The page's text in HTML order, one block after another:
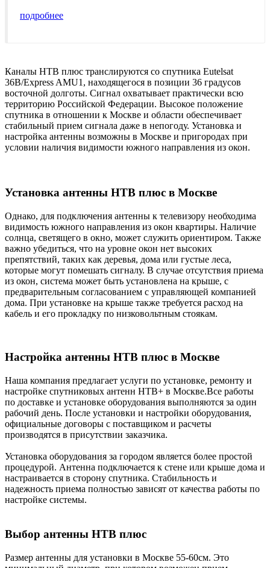
подробнее
Каналы НТВ плюс транслируются со спутника Eutelsat
36B/Express AMU1, находящегося в позиции 36 градусов
восточной долготы. Сигнал охватывает практически всю
территорию Российской Федерации. Высокое положение
спутника в отношении к Москве и области обеспечивает
стабильный прием сигнала даже в непогоду. Установка и
настройка антенны возможны в Москве и пригородах при
условии наличия видимости южного направления из окон.
Установка антенны НТВ плюс в Москве
Однако, для подключения антенны к телевизору необходима
видимость южного направления из окон квартиры. Наличие
солнца, светящего в окно, может служить ориентиром. Также
важно убедиться, что на уровне окон нет высоких
препятствий, таких как деревья, дома или густые леса,
которые могут помешать сигналу. В случае отсутствия приема
из окон, система может быть установлена на крыше, с
предварительным согласованием с управляющей компанией
дома. При установке на крыше также требуется расход на
кабель и его прокладку по низковольтным стоякам.
Настройка антенны НТВ плюс в Москве
Наша компания предлагает услуги по установке, ремонту и
настройке спутниковых антенн НТВ+ в Москве.Все работы
по доставке и установке оборудования выполняются за один
рабочий день. После установки и настройки оборудования,
официальные договоры с поставщиком и расчеты
производятся в присутствии заказчика.
Установка оборудования за городом является более простой
процедурой. Антенна подключается к стене или крыше дома и
настраивается в сторону спутника. Стабильность и
надежность приема полностью зависят от качества работы по
настройке системы.
Выбор антенны НТВ плюс
Размер антенны для установки в Москве 55-60см. Это